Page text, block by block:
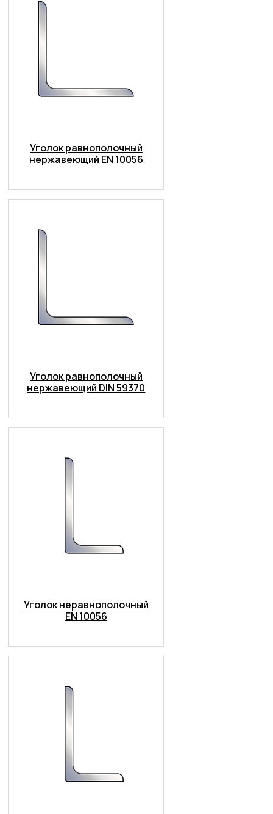
Уголок равнополочный
нержавеющий EN 10056
Уголок равнополочный
нержавеющий DIN 59370
Уголок неравнополочный
EN 10056